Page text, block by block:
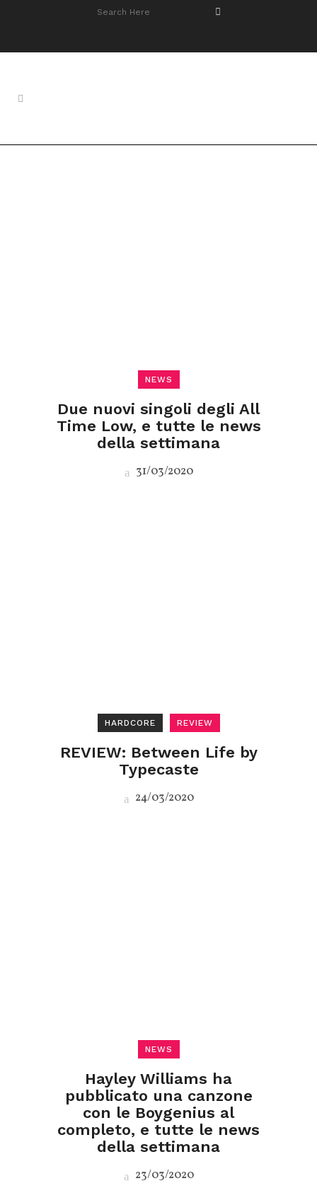
NEWS
Due nuovi singoli degli All
Time Low, e tutte le news
della settimana
31/03/2020
HARDCORE REVIEW
REVIEW: Between Life by
Typecaste
24/03/2020
NEWS
Hayley Williams ha
pubblicato una canzone
con le Boygenius al
completo, e tutte le news
della settimana
23/03/2020